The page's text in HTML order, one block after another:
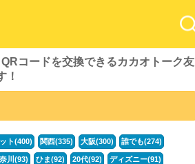
コードを交換できるカカオトーク友
！
ト(400) 関西(335) 大阪(300) 誰でも(274)
川(93) ひま(92) 20代(92) ディズニー(91)